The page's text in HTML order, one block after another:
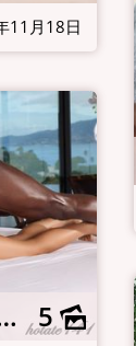
11月18日
- fucking 5